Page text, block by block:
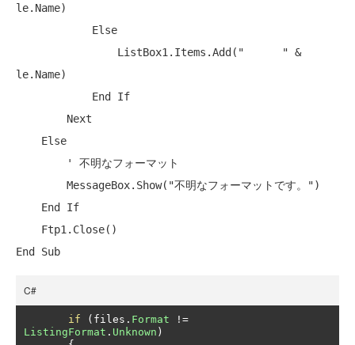
le.Name)
Else
                ListBox1.Items.Add(
"      " &
le.Name)
End If
Next
Else
' 不明なフォーマット
        MessageBox.Show(
"不明なフォーマットです。")
End If
End Sub
C#
if ( files . Format
!=
ListingFormat . Unknown )